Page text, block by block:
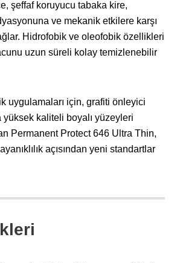
şeffaf koruyucu tabaka kire,
ve mekanik etkilere karşı
Hidrofobik ve oleofobik özellikleri
uzun süreli kolay temizlenebilir
uygulamaları için, grafiti önleyici
kaliteli boyalı yüzeyleri
Permanent Protect 646 Ultra Thin,
açısından yeni standartlar